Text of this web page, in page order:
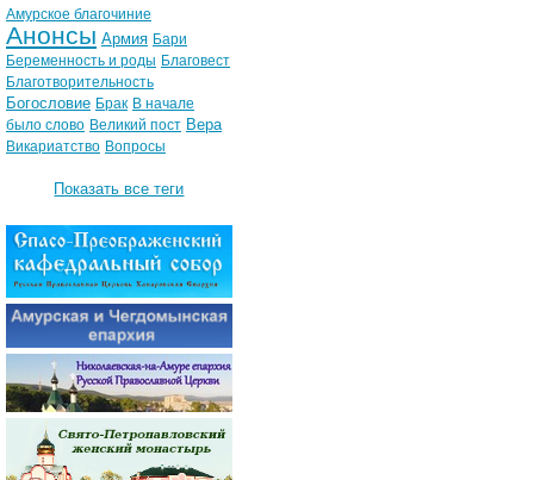
Амурское благочиние
Анонсы Армия Бари
Беременность и роды Благовест
Благотворительность
Богословие Брак В начале
было слово Великий пост Вера
Викариатство Вопросы
Показать все теги